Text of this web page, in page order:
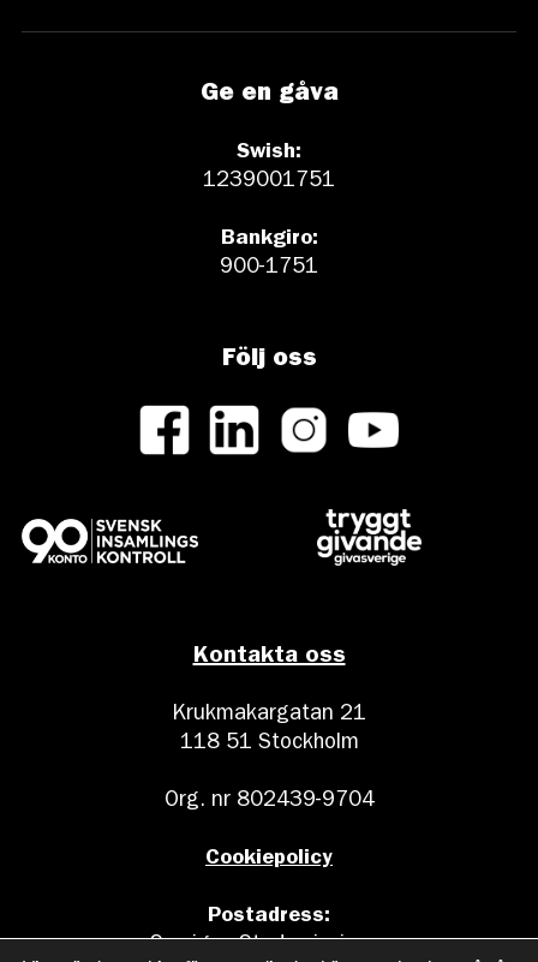
Kontakta oss
Krukmakargatan 21
118 51 Stockholm
Org. nr 802439-9704
Cookiepolicy
Postadress:
Sveriges Stadsmissioner
Ge en gåva
Swish:
1239001751
Bankgiro:
900-1751
Följ oss